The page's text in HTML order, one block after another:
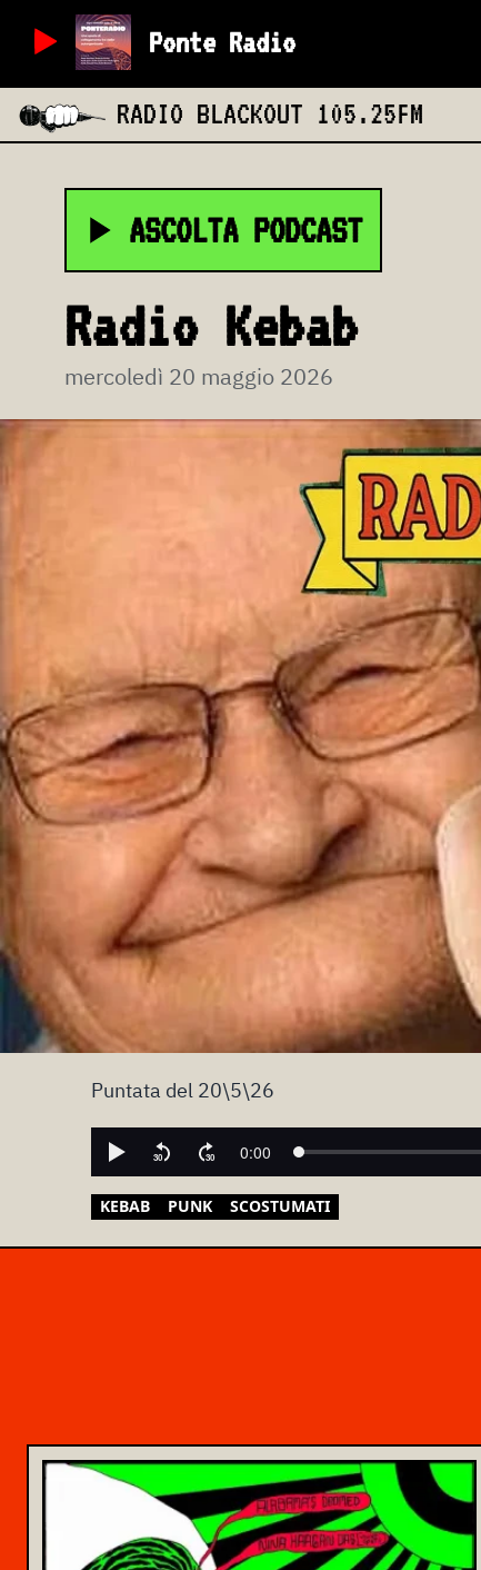
Ponte Radio
RADIO BLACKOUT 105.25FM
ASCOLTA PODCAST
Radio Kebab
mercoledì 20 maggio 2026
Puntata del 20\5\26
KEBAB PUNK SCOSTUMATI